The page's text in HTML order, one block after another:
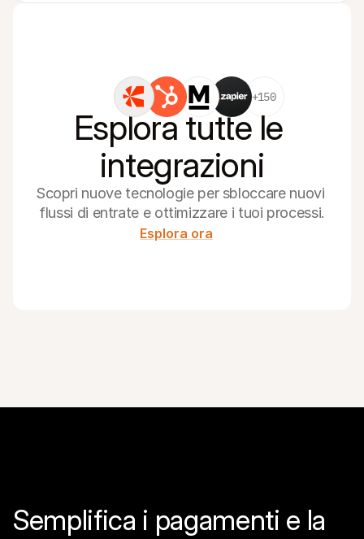
+150
Esplora tutte le
integrazioni
Scopri nuove tecnologie per sbloccare nuovi
flussi di entrate e ottimizzare i tuoi processi.
Esplora ora
Semplifica i pagamenti e la